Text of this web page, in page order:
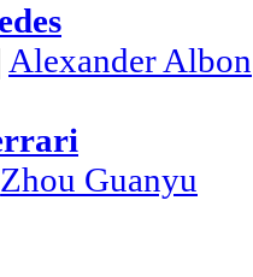
Alexander Albon
Zhou Guanyu